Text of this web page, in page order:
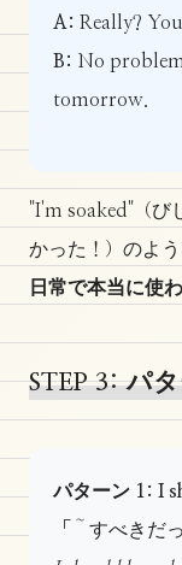
A: Really?
B:
No
tomorrow.
"I'm soaked"（び
かった！）のよ
日常で本当に使
STEP 3: パ
パターン 1: I
「～すべきだ